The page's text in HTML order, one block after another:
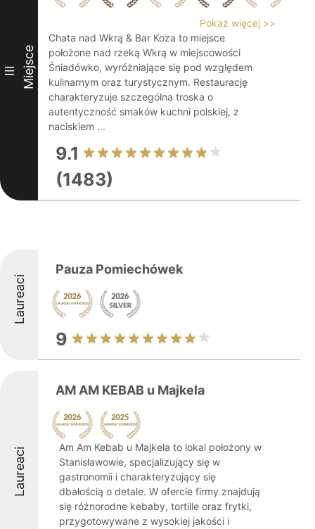
III Miejsce
Pokaż więcej >>
Chata nad Wkrą & Bar Koza to miejsce
położone nad rzeką Wkrą w miejscowości
Śniadówko, wyróżniające się pod względem
kulinarnym oraz turystycznym. Restaurację
charakteryzuje szczególna troska o
autentyczność smaków kuchni polskiej, z
naciskiem ...
9.1
(1483)
Laureaci
Pauza Pomiechówek
9
Laureaci
AM AM KEBAB u Majkela
Am Am Kebab u Majkela to lokal położony w
Stanisławowie, specjalizujący się w
gastronomii i charakteryzujący się
dbałością o detale. W ofercie firmy znajdują
się różnorodne kebaby, tortille oraz frytki,
przygotowywane z wysokiej jakości i